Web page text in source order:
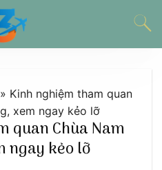
» Kinh nghiệm tham quan
xem ngay kẻo lỡ
quan Chùa Nam
ngay kẻo lỡ